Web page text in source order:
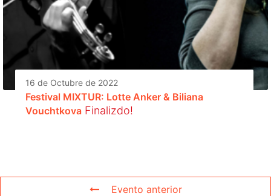
16 de Octubre de 2022
Festival MIXTUR: Lotte Anker & Biliana
Vouchtkova Finalizdo!
Evento anterior